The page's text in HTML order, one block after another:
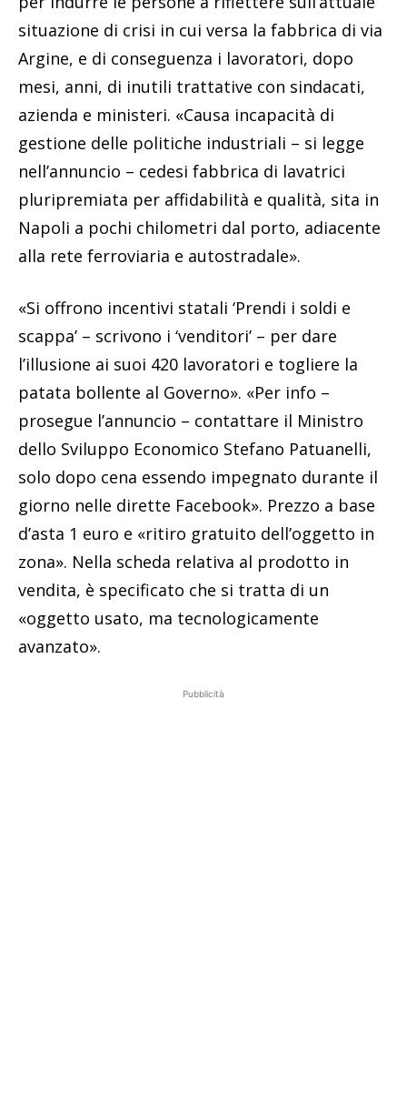
situazione di crisi in cui versa la fabbrica di via
Argine, e di conseguenza i lavoratori, dopo
mesi, anni, di inutili trattative con sindacati,
azienda e ministeri. «Causa incapacità di
gestione delle politiche industriali – si legge
nell’annuncio – cedesi fabbrica di lavatrici
pluripremiata per affidabilità e qualità, sita in
Napoli a pochi chilometri dal porto, adiacente
alla rete ferroviaria e autostradale».
«Si offrono incentivi statali ‘Prendi i soldi e
scappa’ – scrivono i ‘venditori’ – per dare
l’illusione ai suoi 420 lavoratori e togliere la
patata bollente al Governo». «Per info –
prosegue l’annuncio – contattare il Ministro
dello Sviluppo Economico Stefano Patuanelli,
solo dopo cena essendo impegnato durante il
giorno nelle dirette Facebook». Prezzo a base
d’asta 1 euro e «ritiro gratuito dell’oggetto in
zona». Nella scheda relativa al prodotto in
vendita, è specificato che si tratta di un
«oggetto usato, ma tecnologicamente
avanzato».
Pubblicità